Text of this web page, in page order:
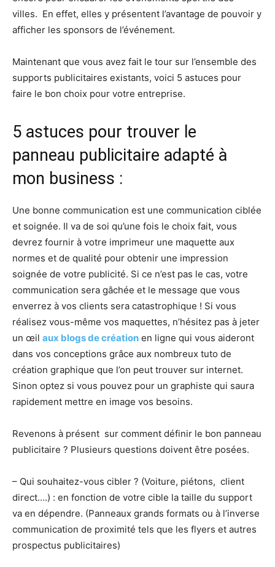
villes. En effet, elles y présentent l’avantage de pouvoir y
afficher les sponsors de l’événement.
Maintenant que vous avez fait le tour sur l’ensemble des
supports publicitaires existants, voici 5 astuces pour
faire le bon choix pour votre entreprise.
5 astuces pour trouver le
panneau publicitaire adapté à
mon business :
Une bonne communication est une communication ciblée
et soignée. Il va de soi qu’une fois le choix fait, vous
devrez fournir à votre imprimeur une maquette aux
normes et de qualité pour obtenir une impression
soignée de votre publicité. Si ce n’est pas le cas, votre
communication sera gâchée et le message que vous
enverrez à vos clients sera catastrophique ! Si vous
réalisez vous-même vos maquettes, n’hésitez pas à jeter
un œil aux blogs de création en ligne qui vous aideront
dans vos conceptions grâce aux nombreux tuto de
création graphique que l’on peut trouver sur internet.
Sinon optez si vous pouvez pour un graphiste qui saura
rapidement mettre en image vos besoins.
Revenons à présent sur comment définir le bon panneau
publicitaire ? Plusieurs questions doivent être posées.
– Qui souhaitez-vous cibler ? (Voiture, piétons, client
direct….) : en fonction de votre cible la taille du support
va en dépendre. (Panneaux grands formats ou à l’inverse
communication de proximité tels que les flyers et autres
prospectus publicitaires)